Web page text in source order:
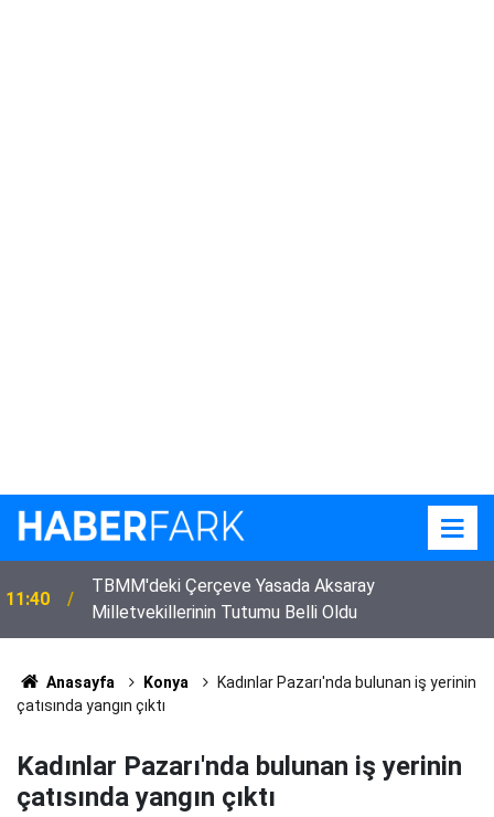
TBMM'deki Çerçeve Yasada Aksaray
Milletvekillerinin Tutumu Belli Oldu
11:33
Eskil'de Tosun Yaylası Yol Ayrımında Traktör ile
Otomobil Çarpıştı
Anasayfa Konya
Kadınlar Pazarı'nda bulunan iş yerinin
çatısında yangın çıktı
Kadınlar Pazarı'nda bulunan iş yerinin
çatısında yangın çıktı